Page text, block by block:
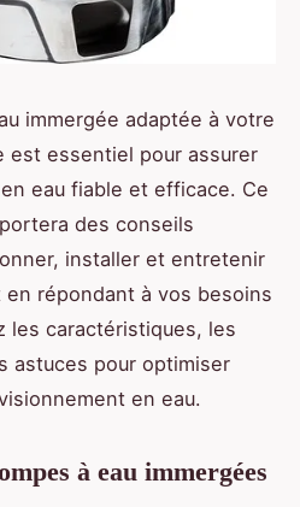
immergée adaptée à votre
est essentiel pour assurer
eau fiable et efficace. Ce
des conseils
installer et entretenir
répondant à vos besoins
les caractéristiques, les
astuces pour optimiser
en eau.
à eau immergées